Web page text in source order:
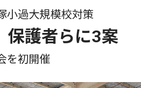
小過大規模校対策
保護者らに3案
を初開催